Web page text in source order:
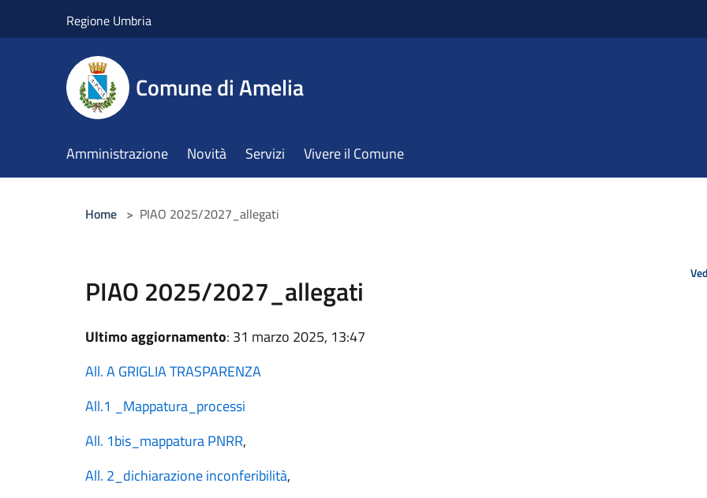
Regione Umbria
Comune di Amelia
Amministrazione Novità Servizi Vivere il Comune
Home > PIAO 2025/2027_allegati
PIAO 2025/2027_allegati
Ultimo aggiornamento: 31 marzo 2025, 13:47
All. A GRIGLIA TRASPARENZA
All.1 _Mappatura_processi
All. 1bis_mappatura PNRR,
All. 2_dichiarazione inconferibilità,